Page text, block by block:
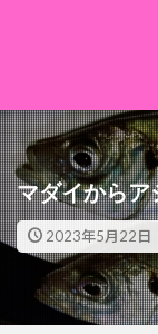
マダイから
2023年5月22日